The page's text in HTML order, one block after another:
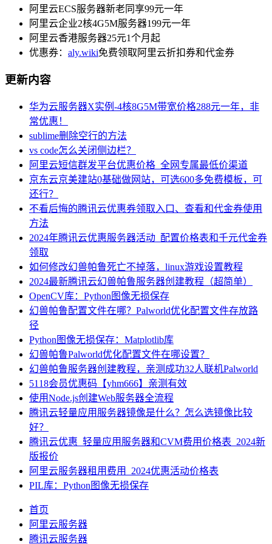
阿里云ECS服务器新老同享99元一年
阿里云企业2核4G5M服务器199元一年
阿里云香港服务器25元1个月起
优惠券： aly.wiki免费领取阿里云折扣券和代金券
更新内容
华为云服务器X实例-4核8G5M带宽价格288元一年，非
常优惠！
sublime删除空行的方法
vs code怎么关闭侧边栏？
阿里云短信群发平台优惠价格_全网专属最低价渠道
京东云京美建站0基础做网站，可选600多免费模板，可
还行？
不看后悔的腾讯云优惠券领取入口、查看和代金券使用
方法
2024年腾讯云优惠服务器活动_配置价格表和千元代金券
领取
如何修改幻兽帕鲁死亡不掉落，linux游戏设置教程
2024最新腾讯云幻兽帕鲁服务器创建教程（超简单）
OpenCV库：Python图像无损保存
幻兽帕鲁配置文件在哪？Palworld优化配置文件存放路
径
Python图像无损保存：Matplotlib库
幻兽帕鲁Palworld优化配置文件在哪设置？
幻兽帕鲁服务器创建教程，亲测成功32人联机Palworld
5118会员优惠码【yhm666】亲测有效
使用Node.js创建Web服务器全流程
腾讯云轻量应用服务器镜像是什么？怎么选镜像比较
好？
腾讯云优惠_轻量应用服务器和CVM费用价格表_2024新
版报价
阿里云服务器租用费用_2024优惠活动价格表
PIL库：Python图像无损保存
首页
阿里云服务器
腾讯云服务器